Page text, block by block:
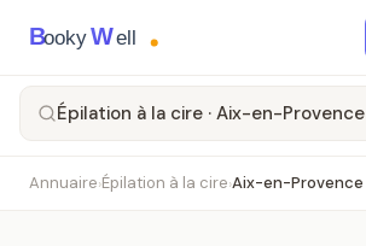
BookyWell
Épilation à la cire · Aix-en-Provence
Annuaire›Épilation à la cire›Aix-en-Provence